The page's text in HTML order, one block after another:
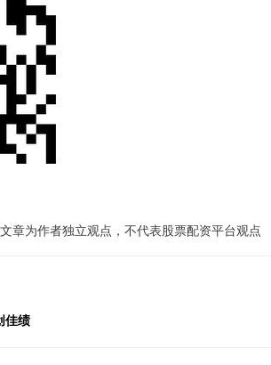
文章为作者独立观点，不代表股票配资平台观点
佳绩